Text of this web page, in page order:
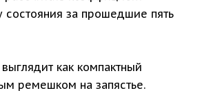
состояния за прошедшие пять
как компактный
ремешком на запястье.